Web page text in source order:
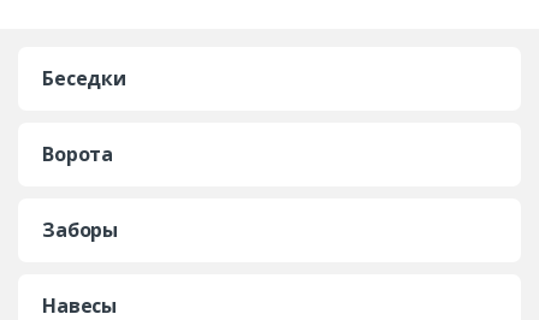
Беседки
Ворота
Заборы
Навесы